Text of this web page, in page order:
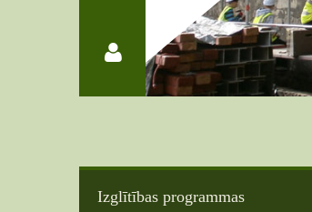
Izglītības programmas